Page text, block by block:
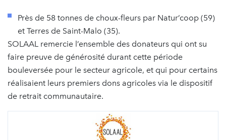
Près de 58 tonnes de choux-fleurs par Natur’coop (59)
et Terres de Saint-Malo (35).
SOLAAL remercie l’ensemble des donateurs qui ont su
faire preuve de générosité durant cette période
bouleversée pour le secteur agricole, et qui pour certains
réalisaient leurs premiers dons agricoles via le dispositif
de retrait communautaire.